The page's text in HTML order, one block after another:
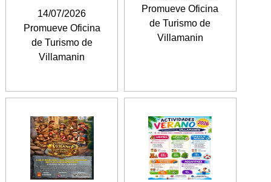
14/07/2026
Promueve Oficina
de Turismo de
Villamanin
Promueve Oficina
de Turismo de
Villamanin